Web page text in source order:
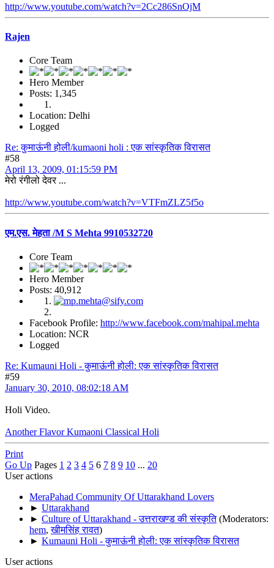
http://www.youtube.com/watch?v=2Cc286SnOjM
Rajen
Core Team
Hero Member
Posts: 1,345
Location: Delhi
Logged
Re: कुमाऊंनी होली/kumaoni holi : एक सांस्कृतिक विरासत
#58
April 13, 2009, 01:15:59 PM
मेरो रंगीलो देवर ...
http://www.youtube.com/watch?v=VTFmZLZ5f5o
एम.एस. मेहता /M S Mehta 9910532720
Core Team
Hero Member
Posts: 40,912
Facebook Profile: http://www.facebook.com/mahipal.mehta
Location: NCR
Logged
Re: Kumauni Holi - कुमाऊंनी होली: एक सांस्कृतिक विरासत
#59
January 30, 2010, 08:02:18 AM
Holi Video.
Another Flavor Kumaoni Classical Holi
Print
Go Up Pages 1 2 3 4 5 6 7 8 9 10 ... 20
User actions
MeraPahad Community Of Uttarakhand Lovers
► Uttarakhand
► Culture of Uttarakhand - उत्तराखण्ड की संस्कृति (Moderators:
hem,खीमसिंह रावत)
► Kumauni Holi - कुमाऊंनी होली: एक सांस्कृतिक विरासत
User actions